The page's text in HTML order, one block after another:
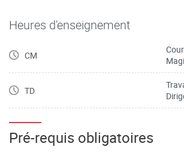
Heures d'enseignement
CM
TD
Pré-requis obligatoires